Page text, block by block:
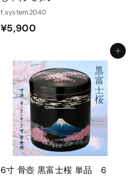
f.system2040
¥5,900¥
,
9
0
0
カートに入れる
6寸 骨壺 黒富士桜 単品 6